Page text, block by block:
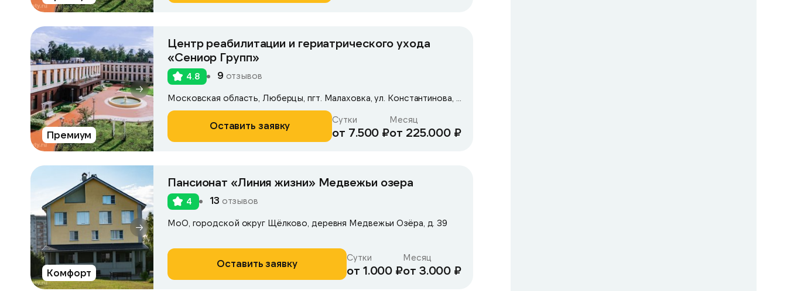
Премиум
Центр реабилитации и гериатрического ухода
«Сениор Групп»
4.8 9 отзывов
Оставить заявку Сутки
от 7.500 ₽
Месяц
от 225.000 ₽
Комфорт
Пансионат «Линия жизни» Медвежьи озера
4 13 отзывов
МоО, городской округ Щёлково, деревня Медвежьи Озёра, д. 39
Оставить заявку Сутки
от 1.000 ₽
Месяц
от 3.000 ₽